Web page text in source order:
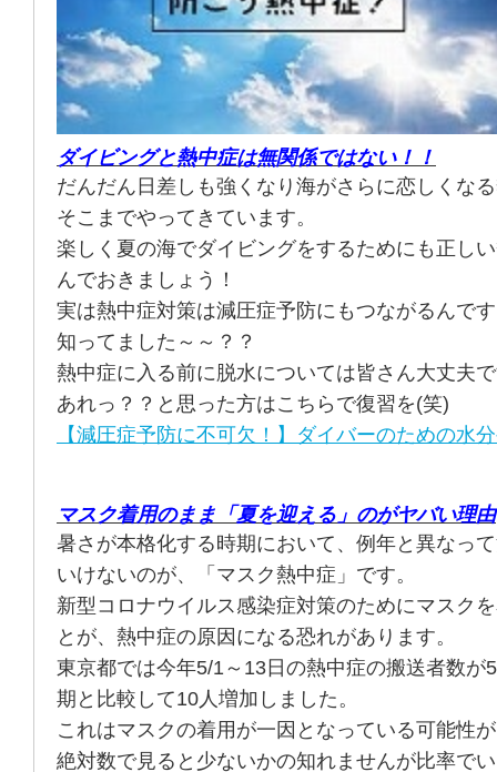
ダイビングと熱中症は無関係ではない！！
だんだん日差しも強くなり海がさらに恋しくな
そこまでやってきています。
楽しく夏の海でダイビングをするためにも正し
んでおきましょう！
実は熱中症対策は減圧症予防にもつながるんで
知ってました～～？？
熱中症に入る前に脱水については皆さん大丈夫
あれっ？？と思った方はこちらで復習を(笑)
【減圧症予防に不可欠！】ダイバーのための水
マスク着用のまま「夏を迎える」のがヤバい理由
暑さが本格化する時期において、例年と異なっ
いけないのが、「マスク熱中症」です。
新型コロナウイルス感染症対策のためにマスク
とが、熱中症の原因になる恐れがあります。
東京都では今年5/1～13日の熱中症の搬送者数が
期と比較して10人増加しました。
これはマスクの着用が一因となっている可能性
絶対数で見ると少ないかの知れませんが比率で